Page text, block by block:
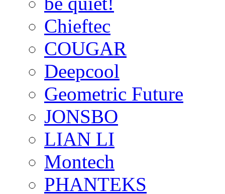
Chieftec
COUGAR
Deepcool
Geometric Future
JONSBO
LIAN LI
Montech
PHANTEKS